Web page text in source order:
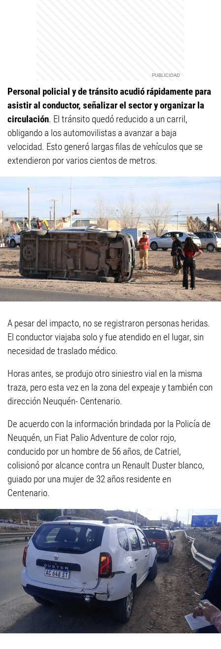
Personal policial y de tránsito acudió rápidamente para
asistir al conductor, señalizar el sector y organizar la
circulación. El tránsito quedó reducido a un carril,
obligando a los automovilistas a avanzar a baja
velocidad. Esto generó largas filas de vehículos que se
extendieron por varios cientos de metros.
A pesar del impacto, no se registraron personas heridas.
El conductor viajaba solo y fue atendido en el lugar, sin
necesidad de traslado médico.
Horas antes, se produjo otro siniestro vial en la misma
traza, pero esta vez en la zona del expeaje y también con
dirección Neuquén- Centenario.
De acuerdo con la información brindada por la Policía de
Neuquén, un Fiat Palio Adventure de color rojo,
conducido por un hombre de 56 años, de Catriel,
colisionó por alcance contra un Renault Duster blanco,
guiado por una mujer de 32 años residente en
Centenario.